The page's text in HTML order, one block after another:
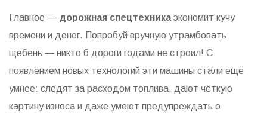
Главное — дорожная спецтехникаэкономит кучу
времени и денег. Попробуй вручную утрамбовать
щебень — никто б дороги годами не строил! С
появлением новых технологий эти машины стали ещё
умнее: следят за расходом топлива, дают чёткую
картину износа и даже умеют предупреждать о